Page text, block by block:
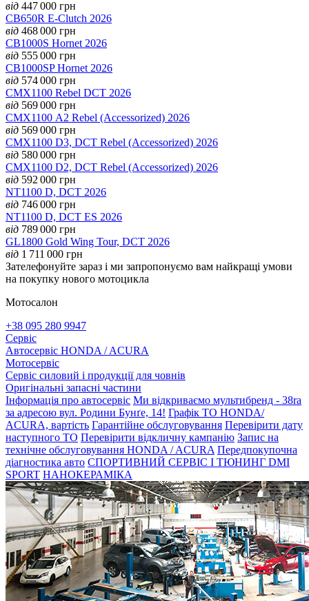
від 447 000 грн
CB650R E-Clutch 2026
від 468 000 грн
CB1000S Hornet 2026
від 555 000 грн
CB1000SP Hornet 2026
від 574 000 грн
CMX1100 Rebel DCT 2026
від 569 000 грн
CMX1100 А2 Rebel (Accessorized) 2026
від 569 000 грн
CMX1100 D3, DCT Rebel (Accessorized) 2026
від 580 000 грн
CMX1100 D2, DCT Rebel (Accessorized) 2026
від 592 000 грн
NT1100 D, DCT 2026
від 746 000 грн
NT1100 D, DCT ES 2026
від 789 000 грн
GL1800 Gold Wing Tour, DCT 2026
від 1 711 000 грн
Зателефонуйте зараз і ми запропонуємо вам найкращі умови
на покупку нового мотоцикла
Мотосалон
+38 095 280 9947
Сервіс
Автосервіс HONDA / ACURA
Мотосервіс
Сервіс силовий і продукції для човнів
Оригінальні запасні частини
Інформація про автосервіс Ми відкриваємо мультибренд - 38ra
за адресою вул. Родини Бунґе, 14! Графік ТО HONDA/
ACURA, вартість Гарантійне обслуговування Перевірити дату
наступного ТО Перевірити відкличну кампанію Запис на
технічне обслуговування HONDA / ACURA Передпокупочна
діагностика авто СПОРТИВНИЙ СЕРВІС І ТЮНИНГ DMI
SPORT НАНОКЕРАМІКА